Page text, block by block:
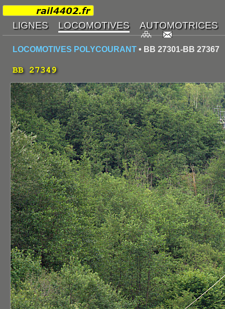
LOCOMOTIVES POLYCOURANT • BB 27301-BB 27367
BB 27349